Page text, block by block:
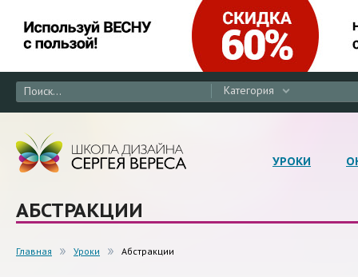
Категория
УРОКИ
АБСТРАКЦИИ
Главная Уроки Абстракции